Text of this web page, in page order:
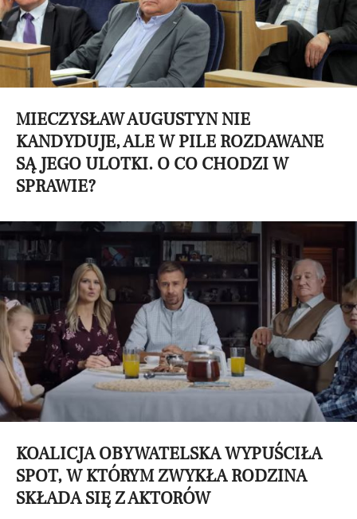
MIECZYSŁAW AUGUSTYN NIE
KANDYDUJE, ALE W PILE ROZDAWANE
SĄ JEGO ULOTKI. O CO CHODZI W
SPRAWIE?
KOALICJA OBYWATELSKA WYPUŚCIŁA
SPOT, W KTÓRYM ZWYKŁA RODZINA
SKŁADA SIĘ Z AKTORÓW